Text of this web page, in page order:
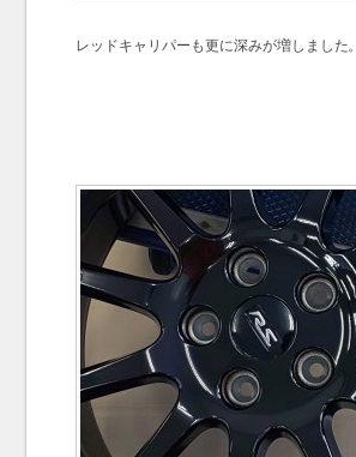
レッドキャリパーも更に深みが増しました。